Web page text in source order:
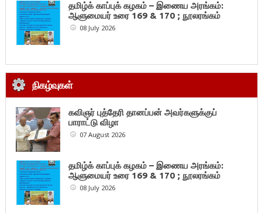
தமிழ்க் காப்புக் கழகம் – இணைய அரங்கம்:
ஆளுமையர் உரை 169 & 170 ; நூலரங்கம்
08 July 2026
நிகழ்வுகள்
கவிஞர் புத்தேரி தானப்பன் அவர்களுக்குப்
பாராட்டு விழா
07 August 2026
தமிழ்க் காப்புக் கழகம் – இணைய அரங்கம்:
ஆளுமையர் உரை 169 & 170 ; நூலரங்கம்
08 July 2026